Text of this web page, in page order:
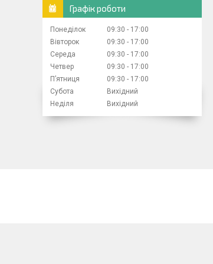
Графік роботи
Понеділок 09:30
17:00
Вівторок
09:30
17:00
Середа
09:30
17:00
Четвер
09:30
17:00
Пʼятниця
09:30
17:00
Субота
Вихідний
Неділя
Вихідний